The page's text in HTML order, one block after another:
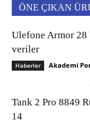
ÖNE ÇIKAN
Ulefone Armor 28
veriler
Haberler Akademi
Tank 2 Pro 8849
14